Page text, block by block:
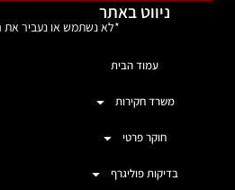
*לא נשתמש או נעביר
ניווט באתר
עמוד הבית
משרד חקירות
חוקר פרטי
בדיקות פוליגרף